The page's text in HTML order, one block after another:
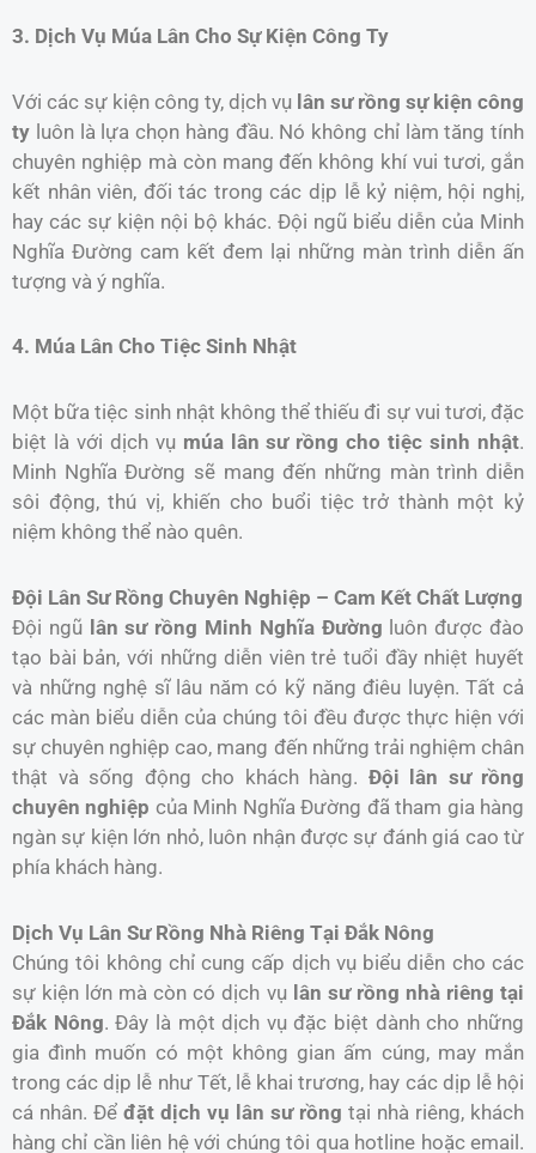
3. Dịch Vụ Múa Lân Cho Sự Kiện Công Ty
Với các sự kiện công ty, dịch vụ lân sư rồng sự kiện công
ty luôn là lựa chọn hàng đầu. Nó không chỉ làm tăng tính
chuyên nghiệp mà còn mang đến không khí vui tươi, gắn
kết nhân viên, đối tác trong các dịp lễ kỷ niệm, hội nghị,
hay các sự kiện nội bộ khác. Đội ngũ biểu diễn của Minh
Nghĩa Đường cam kết đem lại những màn trình diễn ấn
tượng và ý nghĩa.
4. Múa Lân Cho Tiệc Sinh Nhật
Một bữa tiệc sinh nhật không thể thiếu đi sự vui tươi, đặc
biệt là với dịch vụ múa lân sư rồng cho tiệc sinh nhật.
Minh Nghĩa Đường sẽ mang đến những màn trình diễn
sôi động, thú vị, khiến cho buổi tiệc trở thành một kỷ
niệm không thể nào quên.
Đội Lân Sư Rồng Chuyên Nghiệp – Cam Kết Chất Lượng
Đội ngũ lân sư rồng Minh Nghĩa Đường luôn được đào
tạo bài bản, với những diễn viên trẻ tuổi đầy nhiệt huyết
và những nghệ sĩ lâu năm có kỹ năng điêu luyện. Tất cả
các màn biểu diễn của chúng tôi đều được thực hiện với
sự chuyên nghiệp cao, mang đến những trải nghiệm chân
thật và sống động cho khách hàng. Đội lân sư rồng
chuyên nghiệp của Minh Nghĩa Đường đã tham gia hàng
ngàn sự kiện lớn nhỏ, luôn nhận được sự đánh giá cao từ
phía khách hàng.
Dịch Vụ Lân Sư Rồng Nhà Riêng Tại Đắk Nông
Chúng tôi không chỉ cung cấp dịch vụ biểu diễn cho các
sự kiện lớn mà còn có dịch vụ lân sư rồng nhà riêng tại
Đắk Nông. Đây là một dịch vụ đặc biệt dành cho những
gia đình muốn có một không gian ấm cúng, may mắn
trong các dịp lễ như Tết, lễ khai trương, hay các dịp lễ hội
cá nhân. Để đặt dịch vụ lân sư rồng tại nhà riêng, khách
hàng chỉ cần liên hệ với chúng tôi qua hotline hoặc email.